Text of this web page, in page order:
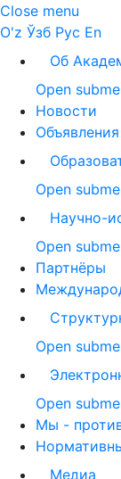
Close menu
O'z Ўзб Рус En
Об
Open
Новости
Объявления
Open
Научно-
Open
Партнёры
Open
Open
Мы -
Медиа